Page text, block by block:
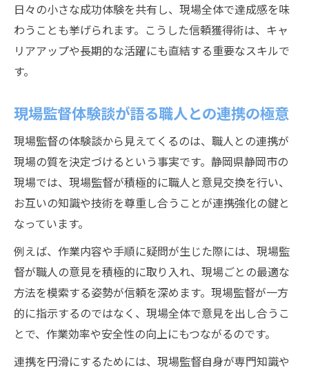
日々の小さな成功体験を共有し、現場全体で達成感を味
わうことも挙げられます。こうした信頼獲得術は、キャ
リアアップや長期的な活躍にも直結する重要なスキルで
す。
現場監督体験談が語る職人との連携の極意
現場監督の体験談から見えてくるのは、職人との連携が
現場の質を決定づけるという事実です。静岡県静岡市の
現場では、現場監督が積極的に職人と意見交換を行い、
お互いの知識や技術を尊重し合うことが連携強化の鍵と
なっています。
例えば、作業内容や手順に疑問が生じた際には、現場監
督が職人の意見を積極的に取り入れ、現場ごとの最適な
方法を模索する姿勢が信頼を深めます。現場監督が一方
的に指示するのではなく、現場全体で意見を出し合うこ
とで、作業効率や安全性の向上にもつながるのです。
連携を円滑にするためには、現場監督自身が専門知識や